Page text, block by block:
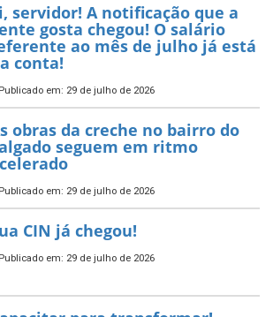
servidor! A notificação que a
gosta chegou! O salário
ao mês de julho já está
conta!
Publicado em: 29 de julho de 2026
obras da creche no bairro do
seguem em ritmo
Publicado em: 29 de julho de 2026
CIN já chegou!
Publicado em: 29 de julho de 2026